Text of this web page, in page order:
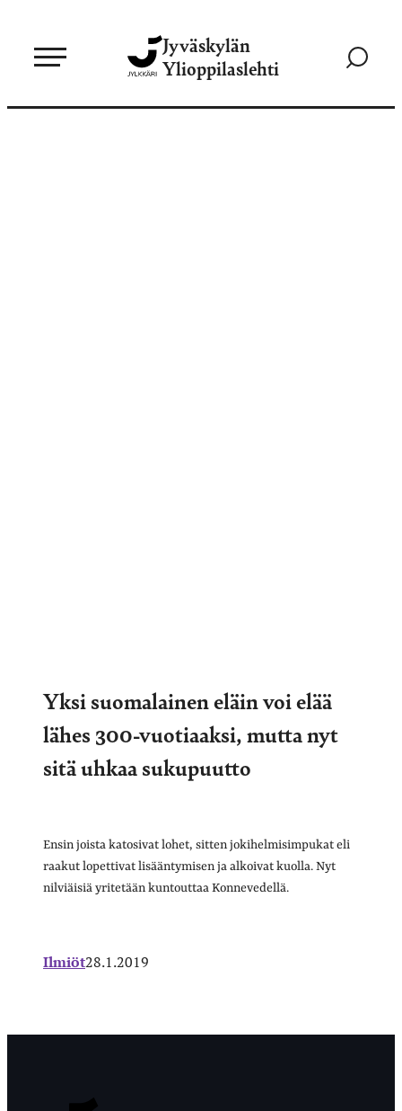
sisältöön
Jyväskylän
Ylioppilaslehti
Siirry
Yksi suomalainen eläin voi elää
lähes 300-vuotiaaksi, mutta nyt
sitä uhkaa sukupuutto
Ensin joista katosivat lohet, sitten jokihelmisimpukat eli
raakut lopettivat lisääntymisen ja alkoivat kuolla. Nyt
nilviäisiä yritetään kuntouttaa Konnevedellä.
Ilmiöt28.1.2019